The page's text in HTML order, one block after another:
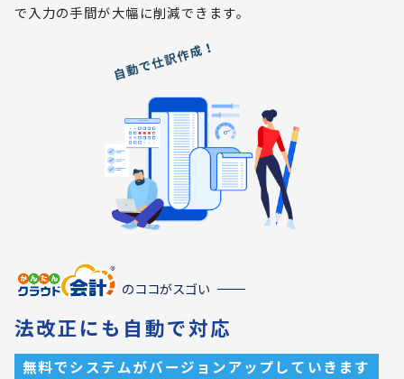
で入力の手間が大幅に削減できます。
のココがスゴい
法改正にも自動で対応
無料でシステムがバージョンアップしていきます